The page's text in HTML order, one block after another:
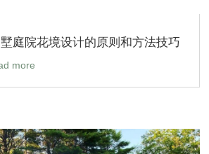
庭院花境设计的原则和方法技巧
more